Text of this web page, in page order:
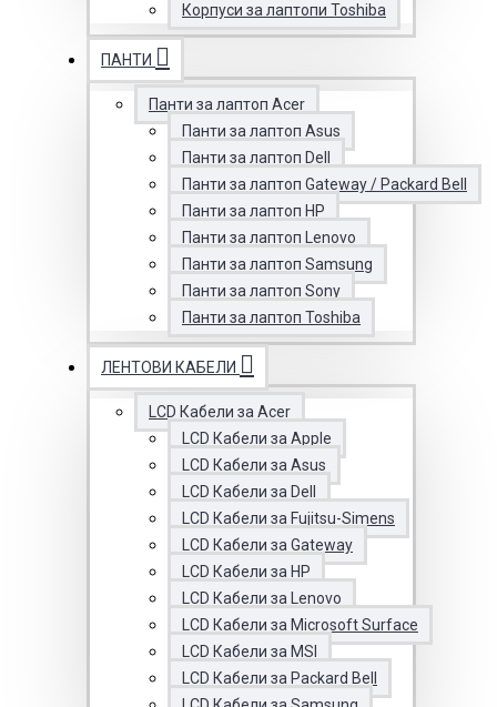
Корпуси за лаптопи Toshiba
ПАНТИ
Панти за лаптоп Acer
Панти за лаптоп Asus
Панти за лаптоп Dell
Панти за лаптоп Gateway / Packard Bell
Панти за лаптоп HP
Панти за лаптоп Lenovo
Панти за лаптоп Samsung
Панти за лаптоп Sony
Панти за лаптоп Toshiba
ЛЕНТОВИ КАБЕЛИ
LCD Кабели за Acer
LCD Кабели за Apple
LCD Кабели за Asus
LCD Кабели за Dell
LCD Кабели за Fujitsu-Simens
LCD Кабели за Gateway
LCD Кабели за HP
LCD Кабели за Lenovo
LCD Кабели за Microsoft Surface
LCD Кабели за MSI
LCD Кабели за Packard Bell